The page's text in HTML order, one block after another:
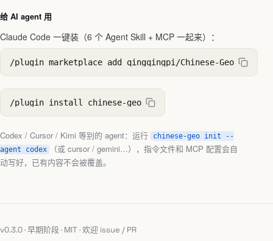
给 AI agent 用
Claude Code 一键装（6 个 Agent Skill + MCP 一起来）：
/plugin marketplace add qingqingpi/Chinese-Geo
/plugin install chinese-geo
Codex / Cursor / Kimi 等别的 agent：运行
chinese-geo init --
agent codex
（或 cursor / gemini…），指令文件和 MCP 配置会自
动写好，已有内容不会被覆盖。
v0.3.0 · 早期阶段 · MIT · 欢迎 issue / PR